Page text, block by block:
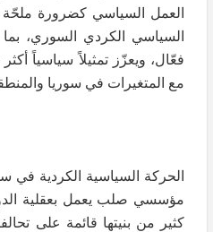
العمل السياسي كضرورة ملحّة
السياسي الكردي السوري،
فعّال، ويعزّز تمثيلاً سياسياً
مع المتغيرات في سوريا
الحركة السياسية الكردية في
مؤسسي صلب يعمل بعقلية
كثير من بنيتها قائمة على